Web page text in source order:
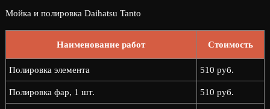
Мойка и полировка Daihatsu Tanto
Наименование работ Стоимость
Полировка элемента 510 руб.
Полировка фар, 1 шт. 510 руб.